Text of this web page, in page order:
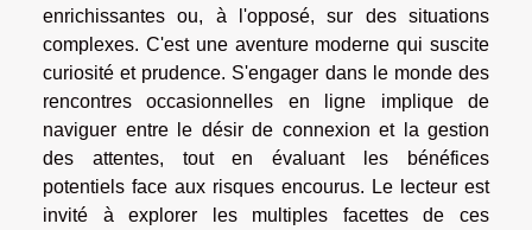
enrichissantes ou, à l'opposé, sur des situations
complexes. C'est une aventure moderne qui suscite
curiosité et prudence. S'engager dans le monde des
rencontres occasionnelles en ligne implique de
naviguer entre le désir de connexion et la gestion
des attentes, tout en évaluant les bénéfices
potentiels face aux risques encourus. Le lecteur est
invité à explorer les multiples facettes de ces